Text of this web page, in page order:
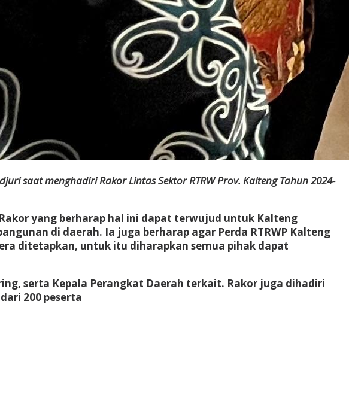
saat menghadiri Rakor Lintas Sektor RTRW Prov. Kalteng Tahun 2024-
yang berharap hal ini dapat terwujud untuk Kalteng
di daerah. Ia juga berharap agar Perda RTRWP Kalteng
ditetapkan, untuk itu diharapkan semua pihak dapat
serta Kepala Perangkat Daerah terkait. Rakor juga dihadiri
200 peserta